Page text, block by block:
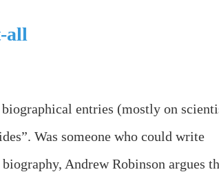
all
entries (mostly on
Was someone who could write
Andrew Robinson argues